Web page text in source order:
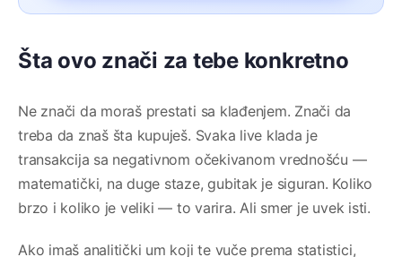
Šta ovo znači za tebe konkretno
Ne znači da moraš prestati sa klađenjem. Znači da
treba da znaš šta kupuješ. Svaka live klada je
transakcija sa negativnom očekivanom vrednošću —
matematički, na duge staze, gubitak je siguran. Koliko
brzo i koliko je veliki — to varira. Ali smer je uvek isti.
Ako imaš analitički um koji te vuče prema statistici,